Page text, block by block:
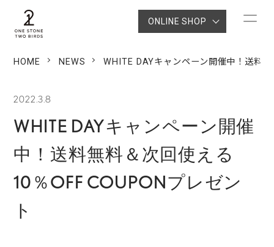
ONLINE SHOP
HOME NEWS WHITE DAYキャンペーン開催中！送料
2022.3.8
WHITE DAYキャンペーン開催
中！送料無料＆次回使える
10％OFF COUPONプレゼン
ト